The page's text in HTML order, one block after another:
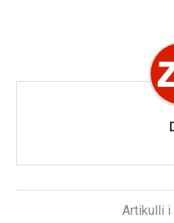
Artikulli i